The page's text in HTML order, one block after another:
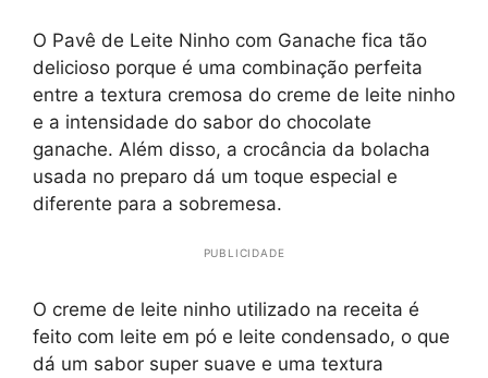
O Pavê de Leite Ninho com Ganache fica tão
delicioso porque é uma combinação perfeita
entre a textura cremosa do creme de leite ninho
e a intensidade do sabor do chocolate
ganache. Além disso, a crocância da bolacha
usada no preparo dá um toque especial e
diferente para a sobremesa.
PUBLICIDADE
O creme de leite ninho utilizado na receita é
feito com leite em pó e leite condensado, o que
dá um sabor super suave e uma textura